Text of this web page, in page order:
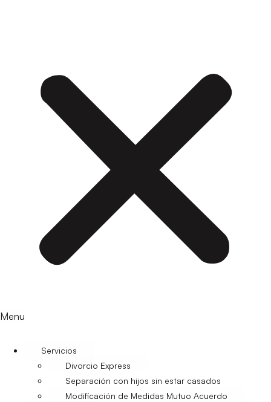
Menu
Servicios
Divorcio Express
Separación con hijos sin estar casados
Modificación de Medidas Mutuo Acuerdo